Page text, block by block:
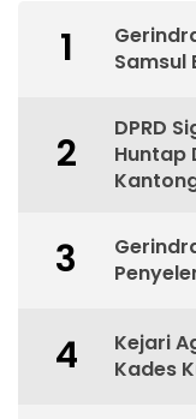
1
Samsul
2
DPRD
Huntap
3
4
Kejari
Kades